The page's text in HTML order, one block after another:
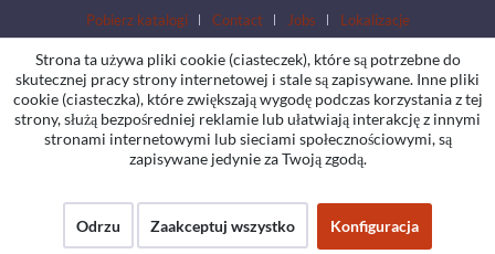
Pobierz katalogi Contact Jobs Lokalizacje
Strona ta używa pliki cookie (ciasteczek), które są potrzebne do
skutecznej pracy strony internetowej i stale są zapisywane. Inne pliki
cookie (ciasteczka), które zwiększają wygodę podczas korzystania z tej
strony, służą bezpośredniej reklamie lub ułatwiają interakcję z innymi
stronami internetowymi lub sieciami społecznościowymi, są
zapisywane jedynie za Twoją zgodą.
Odrzu Zaakceptuj wszystko Konfiguracja